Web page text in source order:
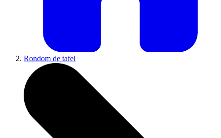
Rondom de tafel